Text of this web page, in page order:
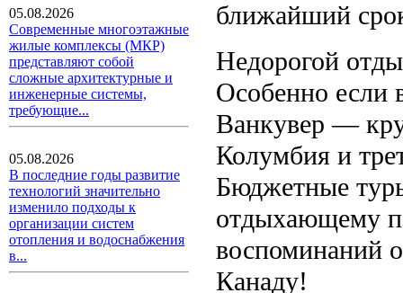
05.08.2026
Современные многоэтажные
жилые комплексы (МКР)
представляют собой
сложные архитектурные и
инженерные системы,
требующие...
05.08.2026
В последние годы развитие
технологий значительно
изменило подходы к
организации систем
отопления и водоснабжения
в...
ближайший
Недорогой
Особенно если
Ванкувер —
Колумбия и
Бюджетные
отдыхающему
воспоминаний
Канаду!